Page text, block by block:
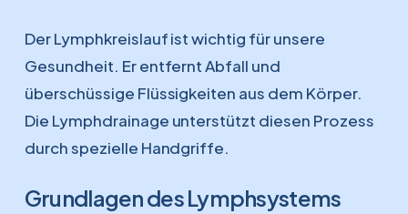
Der Lymphkreislauf ist wichtig für unsere
Gesundheit. Er entfernt Abfall und
überschüssige Flüssigkeiten aus dem Körper.
Die Lymphdrainage unterstützt diesen Prozess
durch spezielle Handgriffe.
Grundlagen des Lymphsystems